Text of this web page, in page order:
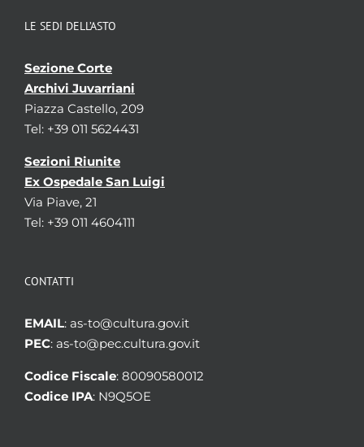
LE SEDI DELL’ASTO
Sezione Corte
Archivi Juvarriani
Piazza Castello, 209
Tel: +39 011 5624431
Sezioni Riunite
Ex Ospedale San Luigi
Via Piave, 21
Tel: +39 011 4604111
CONTATTI
EMAIL: as-to@cultura.gov.it
PEC: as-to@pec.cultura.gov.it
Codice Fiscale: 80090580012
Codice IPA: N9Q5OE